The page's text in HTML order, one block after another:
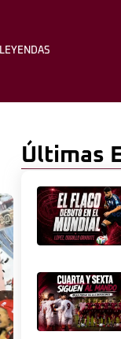
HINCHADA
LEYENDAS
Últimas